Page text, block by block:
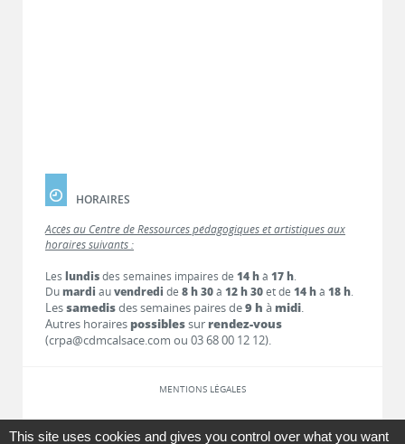
HORAIRES
Accès au Centre de Ressources pédagogiques et artistiques aux
horaires suivants :
Les lundisdes semaines impaires de 14 hà 17 h.
Dumardi auvendredi de 8 h 30à 12 h 30et de 14 hà 18 h.
Lessamedisdes semaines paires de9 h à midi.
Autres horaires possiblessur rendez-vous
(crpa@cdmcalsace.com ou 03 68 00 12 12).
MENTIONS LÉGALES
LIENS
This site uses cookies and gives you control over what you want